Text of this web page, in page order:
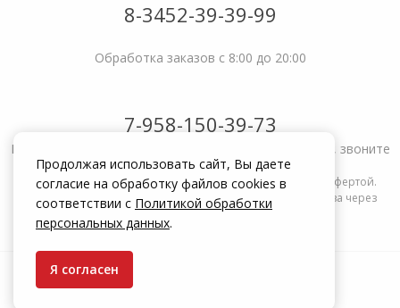
8-3452-39-39-99
Обработка заказов с 8:00 до 20:00
7-958-150-39-73
Не получается решить вопрос или возникла жалоба, звоните
Информация на сайте zakrepi.ru не является публичной офертой.
Указанные цены действуют только при оформлении заказа через
интернет-магазин zakrepi.ru.
© КрепыЖ, 2004 — 2026
Продолжая использовать сайт, Вы даете
согласие на обработку файлов cookies в
соответствии с Политикой обработки
персональных данных.
Я согласен